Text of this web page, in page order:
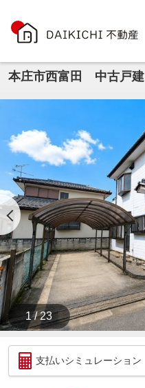
本庄市西富田 中古戸建
1 / 23
支払いシミュレーション